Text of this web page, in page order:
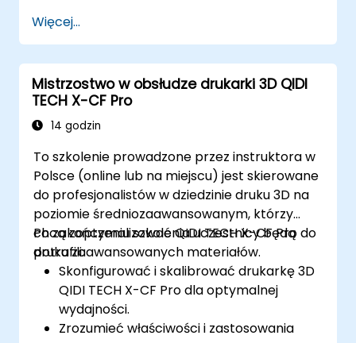
Więcej...
Mistrzostwo w obsłudze drukarki 3D QIDI
TECH X-CF Pro
14 godzin
To szkolenie prowadzone przez instruktora w
Polsce (online lub na miejscu) jest skierowane
do profesjonalistów w dziedzinie druku 3D na
poziomie średniozaawansowanym, którzy
chcą zoptymalizować QIDI TECH X-CF Pro do
druku zaawansowanych materiałów.
Po zakończeniu szkolenia uczestnicy będą
potrafili:
Skonfigurować i skalibrować drukarkę 3D
QIDI TECH X-CF Pro dla optymalnej
wydajności.
Zrozumieć właściwości i zastosowania